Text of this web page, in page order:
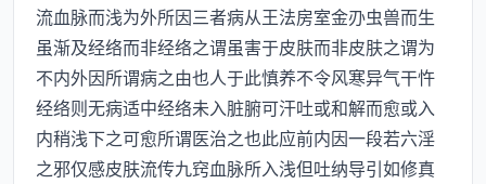
流血脉而浅为外所因三者病从王法房室金刅虫兽而生
虽渐及经络而非经络之谓虽害于皮肤而非皮肤之谓为
不内外因所谓病之由也人于此慎养不令风寒异气干忤
经络则无病适中经络未入脏腑可汗吐或和解而愈或入
内稍浅下之可愈所谓医治之也此应前内因一段若六淫
之邪仅感皮肤流传九窍血脉所入浅但吐纳导引如修真